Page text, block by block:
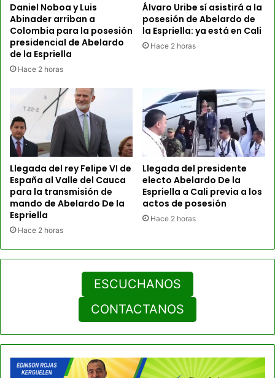
Daniel Noboa y Luis
Abinader arriban a
Colombia para la posesión
presidencial de Abelardo
de la Espriella
Hace 2 horas
Álvaro Uribe sí asistirá a la
posesión de Abelardo de
la Espriella: ya está en Cali
Hace 2 horas
Llegada del rey Felipe VI de
España al Valle del Cauca
para la transmisión de
mando de Abelardo De la
Espriella
Hace 2 horas
Llegada del presidente
electo Abelardo De la
Espriella a Cali previa a los
actos de posesión
Hace 2 horas
ESCUCHANOS
CONTACTANOS